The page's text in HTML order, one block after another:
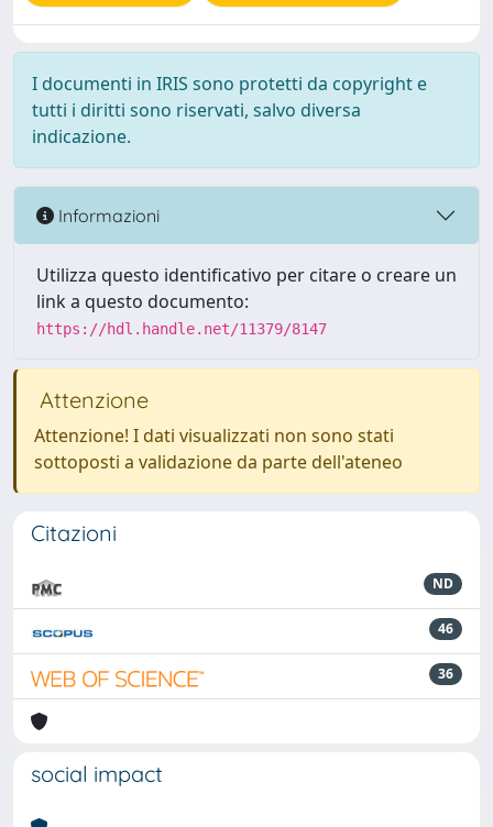
I documenti in IRIS sono protetti da copyright e
tutti i diritti sono riservati, salvo diversa
indicazione.
Informazioni
Utilizza questo identificativo per citare o creare un
link a questo documento:
https://hdl.handle.net/11379/8147
Attenzione
Attenzione! I dati visualizzati non sono stati
sottoposti a validazione da parte dell'ateneo
Citazioni
ND
46
36
social impact